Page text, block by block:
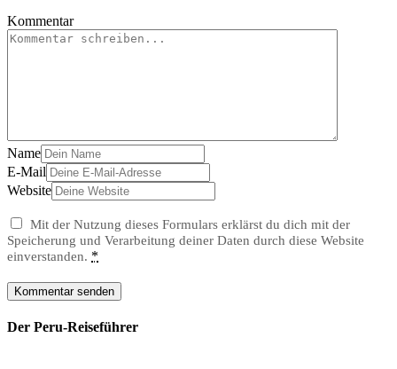
Kommentar
Name
E-Mail
Website
Mit der Nutzung dieses Formulars erklärst du dich mit der
Speicherung und Verarbeitung deiner Daten durch diese Website
einverstanden. *
Der Peru-Reiseführer